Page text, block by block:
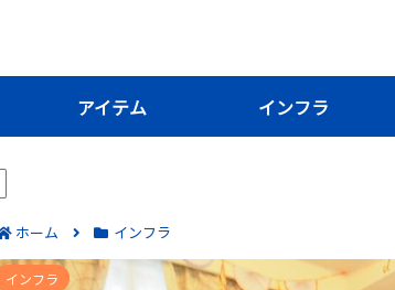
アイテム インフラ
ホーム インフラ
楽天ガスのエリアごとの選び方と対応状
インフラ